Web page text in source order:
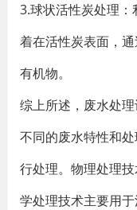
3.球状活性炭处理
着在活性炭表面，
有机物。
综上所述，废水处
不同的废水特性和
行处理。物理处理
学处理技术主要用